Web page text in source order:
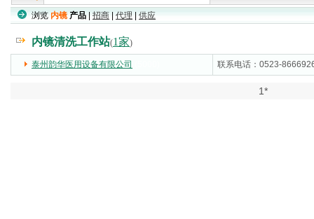
浏览 内镜 产品 招商 代理 供应
内镜清洗工作站(1家)
泰州韵华医用设备有限公司 联系电话：0523-
1*